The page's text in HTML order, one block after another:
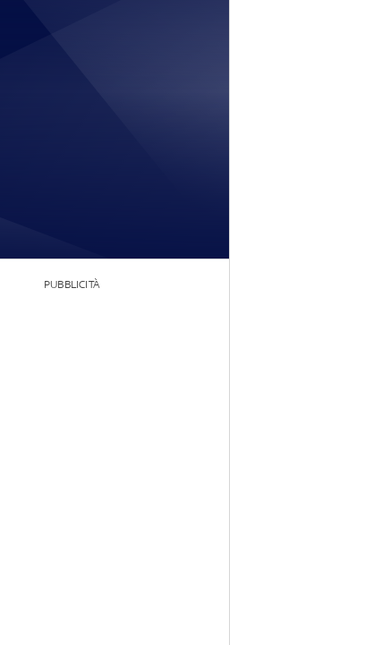
PUBBLICITÀ